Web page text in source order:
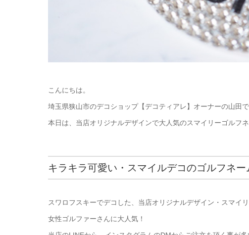
こんにちは。
埼玉県狭山市のデコショップ【デコティアレ】オーナーの山田で
本日は、当店オリジナルデザインで大人気のスマイリーゴルフ
キラキラ可愛い・スマイルデコのゴルフネー
スワロフスキーでデコした、当店オリジナルデザイン・スマイ
女性ゴルファーさんに大人気！